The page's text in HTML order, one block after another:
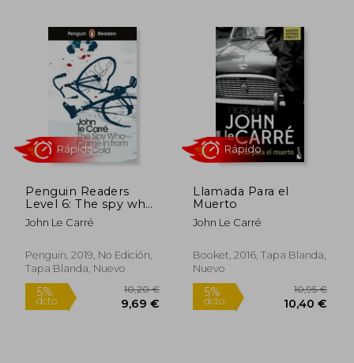
5%
dcto.
5%
dcto.
Penguin Readers
Level 6: The spy who
Came in From the
Cold (Penguin
Readers)) (en Inglés)
John Le Carré
Penguin, 2019, No Edición,
Tapa Blanda, Nuevo
Llamada Para el
Muerto
John Le Carré
Booket, 2016, Tapa Blanda,
Nuevo